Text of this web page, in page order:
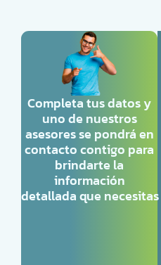
Completa tus datos y
uno de nuestros
asesores se pondrá en
contacto contigo para
brindarte la
información
detallada que necesitas